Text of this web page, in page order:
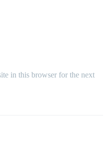
in this browser for the next